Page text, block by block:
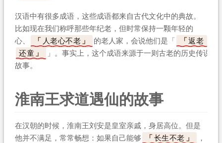
汉语中有很多成语，这些成语都来自古代文化中的典故。
比如现在我们称呼那些年纪老，但时常保持一颗年轻的
心、
人老心不老 的老人家，会说他们是「
返老
还童
」。事实上，这个成语来源于一则古老的历史传说
故事。
淮南王求道遇仙的故事
在汉朝的时候，淮南王刘安是皇室亲戚，身居高位。但是
他并不满足，常常畅想：如果自己能够
长生不老
，